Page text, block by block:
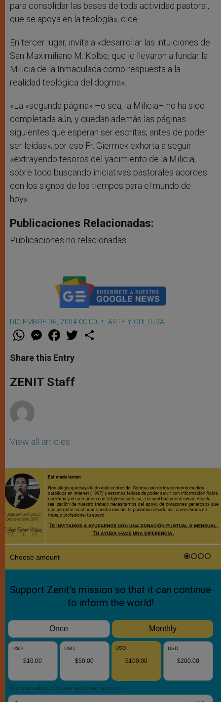
para consolidar las bases de toda actividad pastoral,
que se apoya en la teología», dice.
En tercer lugar, invita a «desarrollar las intuiciones de
San Maximiliano M. Kolbe, que le llevaron a fundar la
Milicia de la Inmaculada como respuesta a la
realidad teológica del dogma».
«La «segunda página» –o sea, la Milicia– no ha sido
completada aún, y quedan además las páginas
siguientes que esperan ser escritas, antes de poder
ser leídas»; por eso Fr. Giermek exhorta a seguir
«extrayendo tesoros del yacimiento de la Milicia,
sobre todo buscando iniciativas pastorales acordes
con los signos de los tiempos para el mundo de
hoy».
Publicaciones Relacionadas:
Publicaciones no relacionadas.
DICIEMBRE 06, 2004 00:00 ARTE Y CULTURA
W
t
s
p
p
M
e
s
e
g
e
F
a
e
b
o
k
w
Share this Entry
ZENIT Staff
View all articles